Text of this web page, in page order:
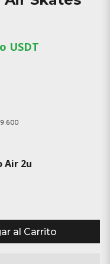
USDT
Air 2u
al Carrito